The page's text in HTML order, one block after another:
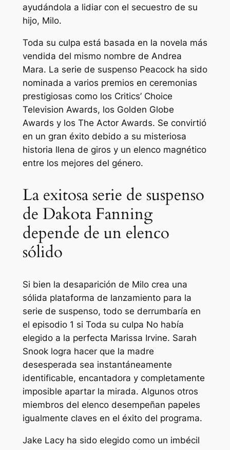
ayudándola a lidiar con el secuestro de su
hijo, Milo.
Toda su culpa está basada en la novela más
vendida del mismo nombre de Andrea
Mara. La serie de suspenso Peacock ha sido
nominada a varios premios en ceremonias
prestigiosas como los Critics’ Choice
Television Awards, los Golden Globe
Awards y los The Actor Awards. Se convirtió
en un gran éxito debido a su misteriosa
historia llena de giros y un elenco magnético
entre los mejores del género.
La exitosa serie de suspenso
de Dakota Fanning
depende de un elenco
sólido
Si bien la desaparición de Milo crea una
sólida plataforma de lanzamiento para la
serie de suspenso, todo se derrumbaría en
el episodio 1 si Toda su culpa No había
elegido a la perfecta Marissa Irvine. Sarah
Snook logra hacer que la madre
desesperada sea instantáneamente
identificable, encantadora y completamente
imposible apartar la mirada. Algunos otros
miembros del elenco desempeñan papeles
igualmente claves en el éxito del programa.
Jake Lacy ha sido elegido como un imbécil